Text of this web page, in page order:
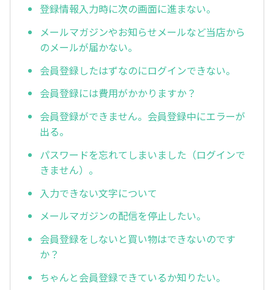
登録情報入力時に次の画面に進まない。
メールマガジンやお知らせメールなど当店から
のメールが届かない。
会員登録したはずなのにログインできない。
会員登録には費用がかかりますか？
会員登録ができません。会員登録中にエラーが
出る。
パスワードを忘れてしまいました（ログインで
きません）。
入力できない文字について
メールマガジンの配信を停止したい。
会員登録をしないと買い物はできないのです
か？
ちゃんと会員登録できているか知りたい。